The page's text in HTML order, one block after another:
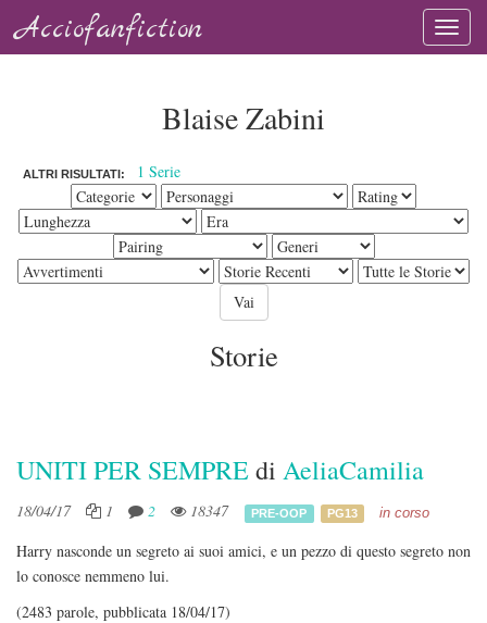
Acciofanfiction
Blaise Zabini
ALTRI RISULTATI: 1 Serie
Storie
UNITI PER SEMPREdi AeliaCamilia
18/04/17 1 2 18347 PRE-OOP PG13 in corso
Harry nasconde un segreto ai suoi amici, e un pezzo di questo segreto non
lo conosce nemmeno lui.
(2483 parole, pubblicata 18/04/17)